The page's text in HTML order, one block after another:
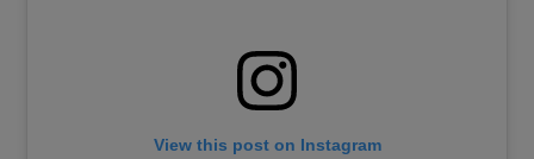
View this post on Instagram